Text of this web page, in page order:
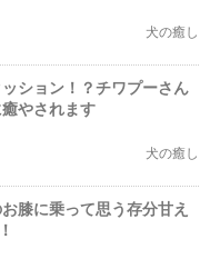
犬の癒し
ション！？チワプーさん
やされます
犬の癒し
膝に乗って思う存分甘え